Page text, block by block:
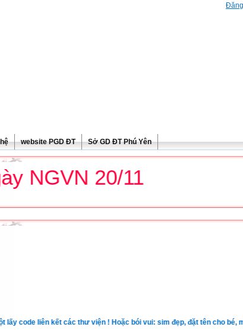
website PGD ĐT Sở GD ĐT Phú Yên
NGVN 20/11
code liên kết các thư viện ! Hoặc bói vui: sim đẹp, đặt tên cho bé, màu